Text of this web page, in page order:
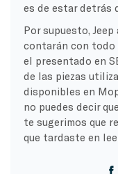
es de estar detrás
Por supuesto,
contarán con todo
el presentado en
de las piezas
disponibles en
no puedes decir
te sugerimos que
que tardaste en